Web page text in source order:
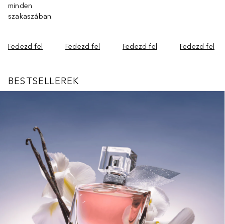
minden
szakaszában.
Fedezd fel Fedezd fel Fedezd fel Fedezd fel
BESTSELLEREK
Ugrás csúszka